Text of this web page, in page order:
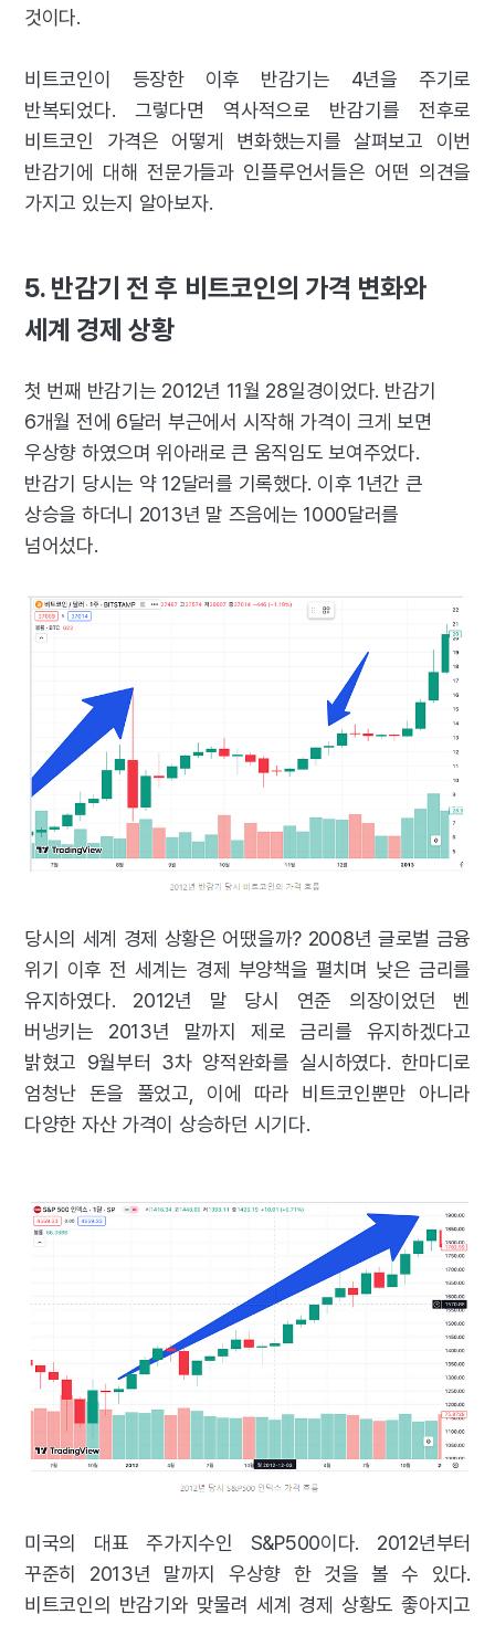
것이다.
비트코인이 등장한 이후 반감기는 4년을 주기로
반복되었다. 그렇다면 역사적으로 반감기를 전후로
비트코인 가격은 어떻게 변화했는지를 살펴보고 이번
반감기에 대해 전문가들과 인플루언서들은 어떤 의견을
가지고 있는지 알아보자.
5. 반감기 전 후 비트코인의 가격 변화와
세계 경제 상황
첫 번째 반감기는 2012년 11월 28일경이었다. 반감기
6개월 전에 6달러 부근에서 시작해 가격이 크게 보면
우상향 하였으며 위아래로 큰 움직임도 보여주었다.
반감기 당시는 약 12달러를 기록했다. 이후 1년간 큰
상승을 하더니 2013년 말 즈음에는 1000달러를
넘어섰다.
당시의 세계 경제 상황은 어땠을까? 2008년 글로벌 금융
위기 이후 전 세계는 경제 부양책을 펼치며 낮은 금리를
유지하였다. 2012년 말 당시 연준 의장이었던 벤
버냉키는 2013년 말까지 제로 금리를 유지하겠다고
밝혔고 9월부터 3차 양적완화를 실시하였다. 한마디로
엄청난 돈을 풀었고, 이에 따라 비트코인뿐만 아니라
다양한 자산 가격이 상승하던 시기다.
미국의 대표 주가지수인 S&P500이다. 2012년부터
꾸준히 2013년 말까지 우상향 한 것을 볼 수 있다.
비트코인의 반감기와 맞물려 세계 경제 상황도 좋아지고